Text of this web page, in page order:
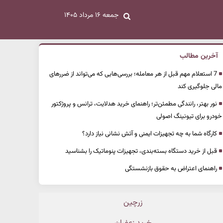
جمعه ۱۶ مرداد ۱۴۰۵
آخرین مطالب
7 استعلام مهم قبل از هر معامله؛ بررسی‌هایی که می‌تواند از ضررهای
مالی جلوگیری کند
نور بهتر، رانندگی مطمئن‌تر؛ راهنمای خرید هدلایت، ترانس و پروژکتور
خودرو برای تیونینگ اصولی
کارگاه شما به چه تجهیزات ایمنی و آتش نشانی نیاز دارد؟
قبل از خرید دستگاه بسته‌بندی، تجهیزات پنوماتیک را بشناسید
راهنمای اعتراض به حقوق بازنشستگی
زرچین